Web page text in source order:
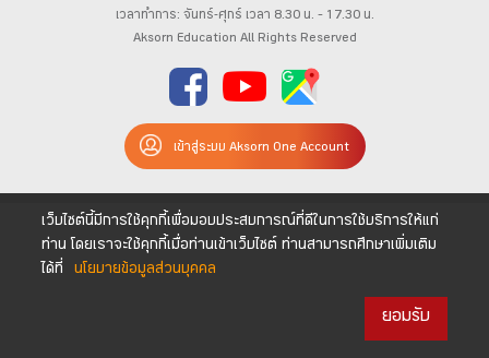
เวลาทำการ: จันทร์-ศุกร์ เวลา 8.30 น. – 17.30 น.
Aksorn Education All Rights Reserved
เข้าสู่ระบบ Aksorn One Account
เว็บไซต์นี้มีการใช้คุกกี้เพื่อมอบประสบการณ์ที่ดีในการใช้บริการให้แก่
ท่าน โดยเราจะใช้คุกกี้เมื่อท่านเข้าเว็บไซต์ ท่านสามารถศึกษาเพิ่มเติม
ได้ที่
นโยบายข้อมูลส่วนบุคคล
ยอมรับ